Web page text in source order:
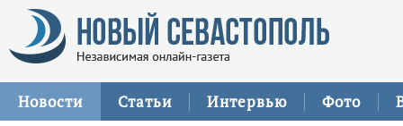
Новости Статьи Интервью Фото